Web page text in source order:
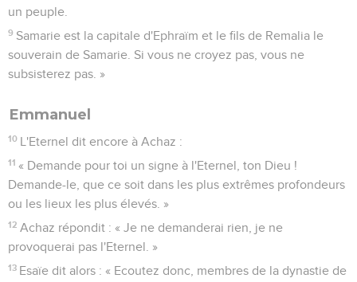
un peuple.
9 Samarie est la capitale d'Ephraïm et le fils de Remalia le
souverain de Samarie. Si vous ne croyez pas, vous ne
subsisterez pas. »
Emmanuel
10 L'Eternel dit encore à Achaz :
11 « Demande pour toi un signe à l'Eternel, ton Dieu !
Demande-le, que ce soit dans les plus extrêmes profondeurs
ou les lieux les plus élevés. »
12 Achaz répondit : « Je ne demanderai rien, je ne
provoquerai pas l'Eternel. »
13 Esaïe dit alors : « Ecoutez donc, membres de la dynastie de